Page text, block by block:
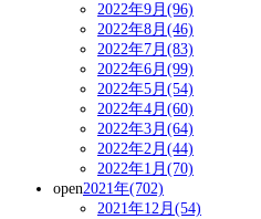
2022年9月(96)
2022年8月(46)
2022年7月(83)
2022年6月(99)
2022年5月(54)
2022年4月(60)
2022年3月(64)
2022年2月(44)
2022年1月(70)
open2021年(702)
2021年12月(54)